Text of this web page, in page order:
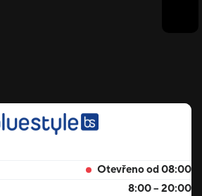
Otevřeno od 08:00
8:00 – 20:00